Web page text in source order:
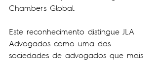
Chambers Global.
Este reconhecimento distingue JLA
Advogados como uma das
sociedades de advogados que mais